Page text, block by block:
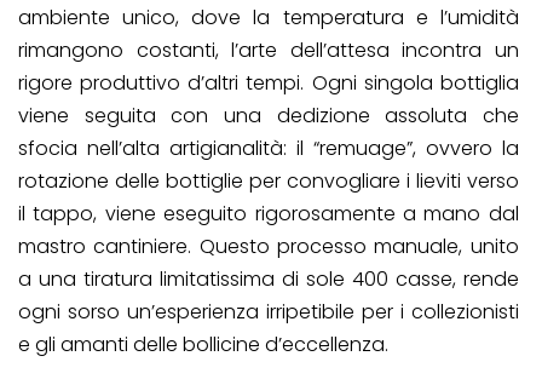
ambiente unico, dove la temperatura e l’umidità
rimangono costanti, l’arte dell’attesa incontra un
rigore produttivo d’altri tempi. Ogni singola bottiglia
viene seguita con una dedizione assoluta che
sfocia nell’alta artigianalità: il “remuage”, ovvero la
rotazione delle bottiglie per convogliare i lieviti verso
il tappo, viene eseguito rigorosamente a mano dal
mastro cantiniere. Questo processo manuale, unito
a una tiratura limitatissima di sole 400 casse, rende
ogni sorso un’esperienza irripetibile per i collezionisti
e gli amanti delle bollicine d’eccellenza.